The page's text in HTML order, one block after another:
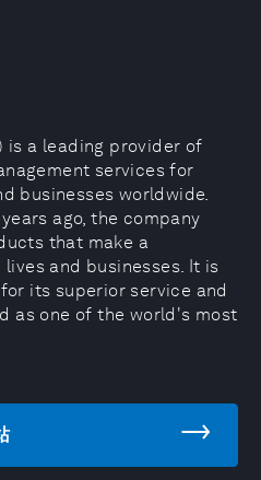
is a leading provider of
services for
businesses worldwide.
ago, the company
that make a
and businesses. It is
its superior service and
as one of the world's most